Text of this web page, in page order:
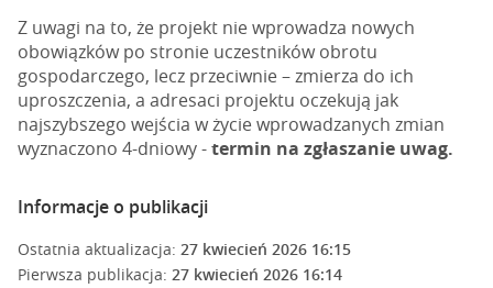
Z uwagi na to, że projekt nie wprowadza nowych
obowiązków po stronie uczestników obrotu
gospodarczego, lecz przeciwnie – zmierza do ich
uproszczenia, a adresaci projektu oczekują jak
najszybszego wejścia w życie wprowadzanych zmian
wyznaczono 4-dniowy -termin na zgłaszanie uwag.
Informacje o publikacji
Ostatnia aktualizacja: 27 kwiecień 2026 16:15
Pierwsza publikacja: 27 kwiecień 2026 16:14